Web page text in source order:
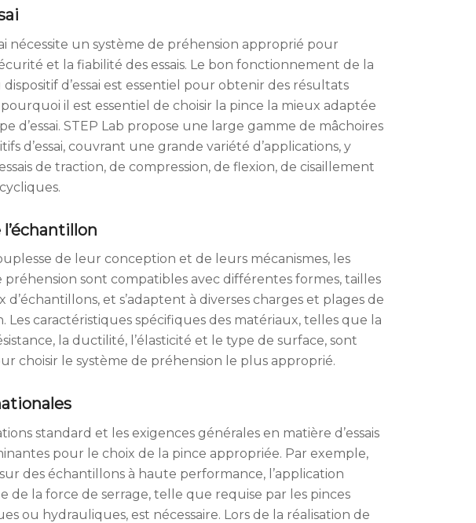
nécessite un système de préhension approprié pour
et la fiabilité des essais. Le bon fonctionnement de la
d’essai est essentiel pour obtenir des résultats
pourquoi il est essentiel de choisir la pince la mieux adaptée
d’essai. STEP Lab propose une large gamme de mâchoires
d’essai, couvrant une grande variété d’applications, y
de traction, de compression, de flexion, de cisaillement
de leur conception et de leurs mécanismes, les
préhension sont compatibles avec différentes formes, tailles
d’échantillons, et s’adaptent à diverses charges et plages de
Les caractéristiques spécifiques des matériaux, telles que la
la ductilité, l’élasticité et le type de surface, sont
choisir le système de préhension le plus approprié.
standard et les exigences générales en matière d’essais
pour le choix de la pince appropriée. Par exemple,
sur des échantillons à haute performance, l’application
de la force de serrage, telle que requise par les pinces
ou hydrauliques, est nécessaire. Lors de la réalisation de